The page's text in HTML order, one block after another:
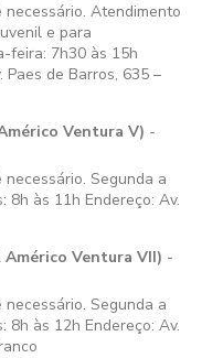
Atendimento
e para
feira: 7h30 às 15h
Paes de Barros, 635 –
Ventura V) -
Segunda a
8h às 11h Endereço: Av.
Ventura VII) -
Segunda a
8h às 12h Endereço: Av.